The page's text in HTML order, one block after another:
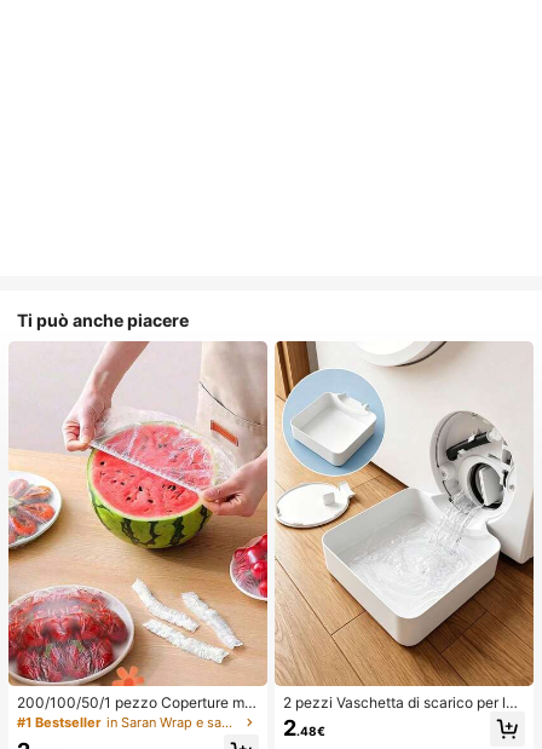
Ti può anche piacere
200/100/50/1 pezzo Coperture mo
nouso in pellicola trasparente per al
imenti, Coperture per doccia, Sacc
#1 Bestseller in Saran Wrap e sacchetti di plastica
2 pezzi Vaschetta di scarico per lav
atrice, Tappetino di protezione imp
ermeabile per pavimento della lava
2.48€